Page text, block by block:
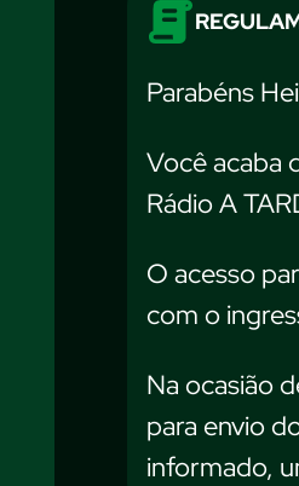
Parabéns
Você acaba
Rádio A
O acesso
com o
Na ocasião
para envio
informado,